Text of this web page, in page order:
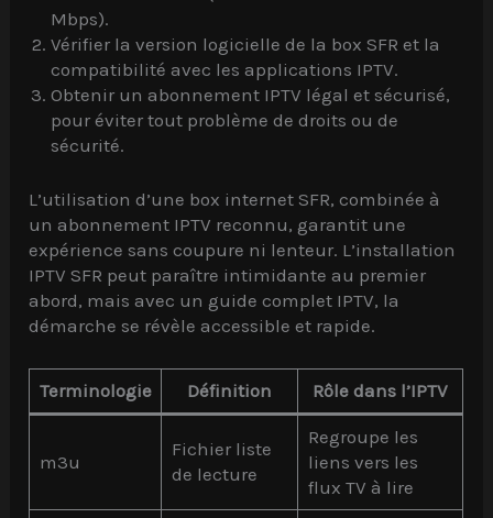
Mbps).
Vérifier la version logicielle de la box SFR et la
compatibilité avec les applications IPTV.
Obtenir un abonnement IPTV légal et sécurisé,
pour éviter tout problème de droits ou de
sécurité.
L’utilisation d’une box internet SFR, combinée à
un abonnement IPTV reconnu, garantit une
expérience sans coupure ni lenteur. L’installation
IPTV SFR peut paraître intimidante au premier
abord, mais avec un guide complet IPTV, la
démarche se révèle accessible et rapide.
Terminologie Définition Rôle dans l’IPTV
m3u
Fichier liste
de lecture
Regroupe les
liens vers les
flux TV à lire